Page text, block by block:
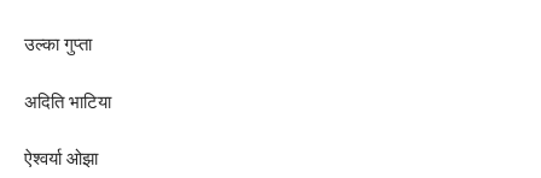
उल्का गुप्ता
अदिति भाटिया
ऐश्वर्या ओझा